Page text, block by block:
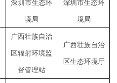
深圳市生态环
境局
深圳市生态环
境局
广西壮族自治
区辐射环境监
督管理站
广西壮族自治
区生态环境厅